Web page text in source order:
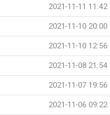
2021-11-11 11:42
2021-11-10 20:00
2021-11-10 12:56
2021-11-08 21:54
2021-11-07 19:56
2021-11-06 09:22